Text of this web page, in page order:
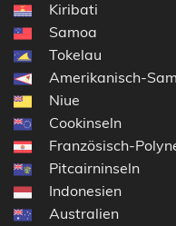
Kiribati
Samoa
Tokelau
Amerikanisch-
Niue
Cookinseln
Französisch-
Pitcairninseln
Indonesien
Australien